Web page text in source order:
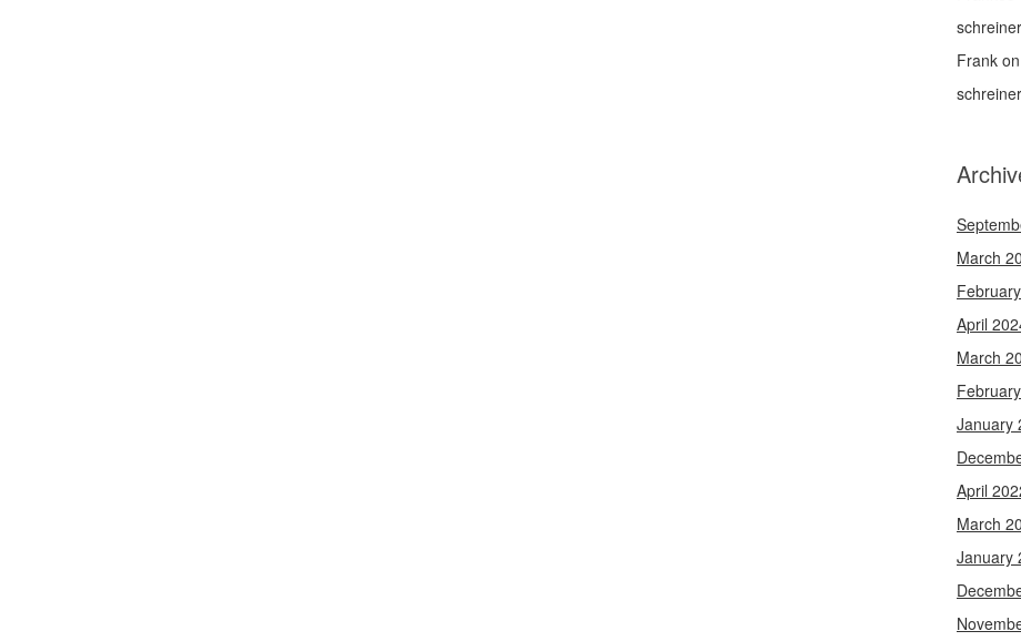
Frank on
March
April
March
January
April
March
January